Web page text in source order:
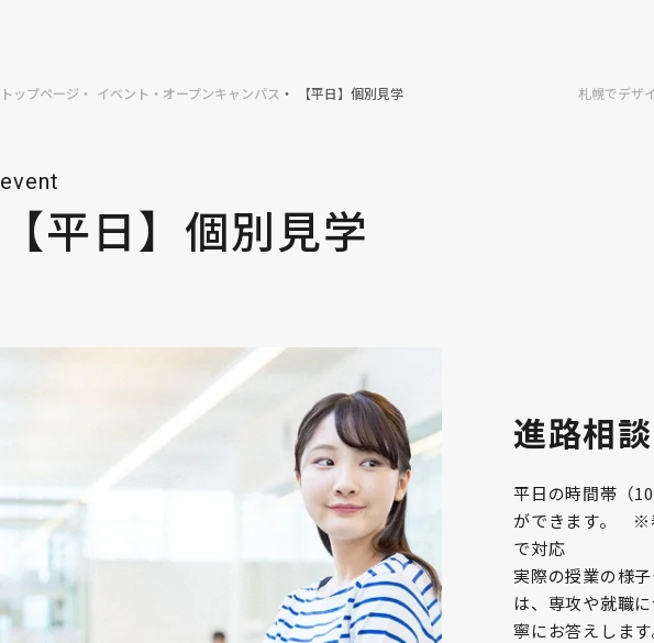
札幌でデザ
トップページ イベント・オープンキャンパス 【平日】個別見学
event
【平日】個別見学
進路相
平日の時間帯（
ができます。 ※
で対応
実際の授業の様
は、専攻や就職
寧にお答えします